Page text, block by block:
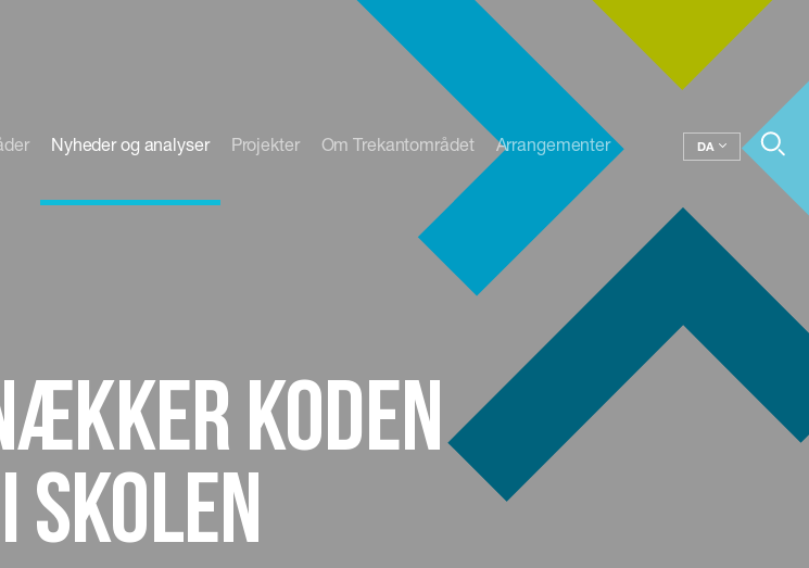
Nyheder og analyser Projekter Om Trekantområdet Arrangementer DA
koden
skolen